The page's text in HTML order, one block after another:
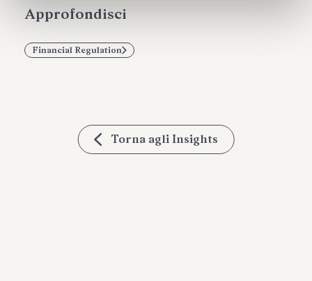
Approfondisci
Financial Regulation
Torna agli Insights